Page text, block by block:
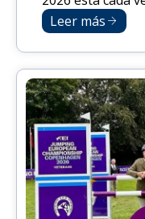
Leer más